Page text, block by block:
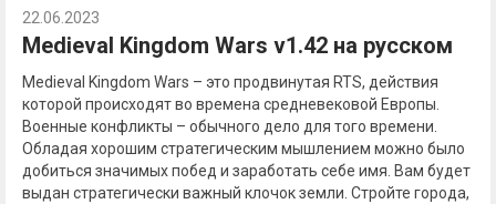
22.06.2023
Medieval Kingdom Wars v1.42 на русском
Medieval Kingdom Wars – это продвинутая RTS, действия
которой происходят во времена средневековой Европы.
Военные конфликты – обычного дело для того времени.
Обладая хорошим стратегическим мышлением можно было
добиться значимых побед и заработать себе имя. Вам будет
выдан стратегически важный клочок земли. Стройте города,